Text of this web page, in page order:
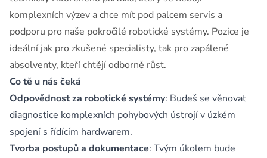
komplexních výzev a chce mít pod palcem servis a
podporu pro naše pokročilé robotické systémy. Pozice je
ideální jak pro zkušené specialisty, tak pro zapálené
absolventy, kteří chtějí odborně růst.
Co tě u nás čeká
Odpovědnost za robotické systémy: Budeš se věnovat
diagnostice komplexních pohybových ústrojí v úzkém
spojení s řídícím hardwarem.
Tvorba postupů a dokumentace: Tvým úkolem bude